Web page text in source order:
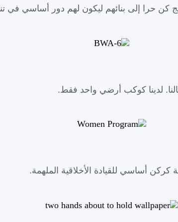
كن حرا إلى بنائهم ليكون لهم دور أساسي في
لدينا كوكب أرضي واحد فقط.
كركن أساسي للقيادة الأخلاقية الملهمة.